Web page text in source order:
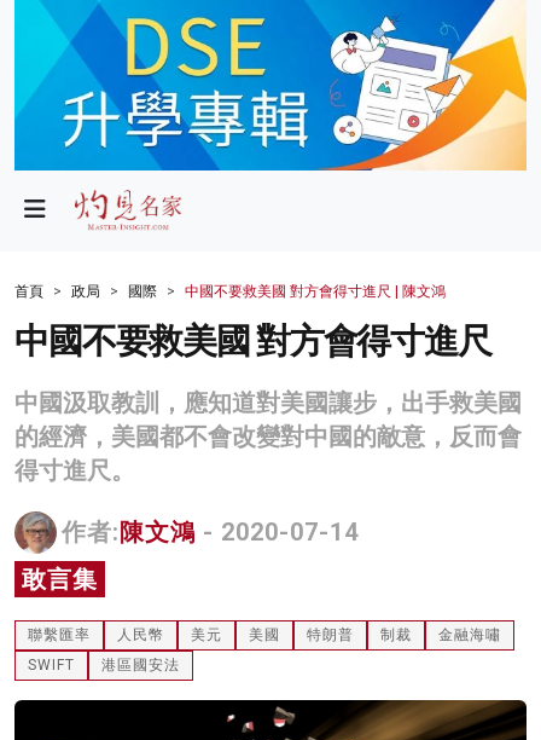
政局
財經
生活
商業
科技
影片
名家榜
灼見活動
關於我們
首頁 政局 國際 中國不要救美國 對方會得寸進尺 | 陳文鴻
中國不要救美國 對方會得寸進尺
中國汲取教訓，應知道對美國讓步，出手救美國
的經濟，美國都不會改變對中國的敵意，反而會
得寸進尺。
作者: 陳文鴻 - 2020-07-14
敢言集
聯繫匯率 人民幣 美元 美國 特朗普 制裁
金融海嘯
SWIFT
港區國安法